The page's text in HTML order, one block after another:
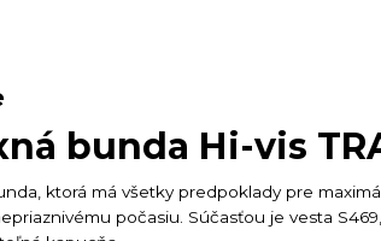
bunda Hi-vis
ktorá má všetky predpoklady pre
počasiu. Súčasťou je vesta